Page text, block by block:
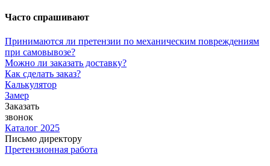
Часто спрашивают
Принимаются ли претензии по механическим повреждениям
при самовывозе?
Можно ли заказать доставку?
Как сделать заказ?
Калькулятор
Замер
Заказать
звонок
Каталог 2025
Письмо директору
Претензионная работа